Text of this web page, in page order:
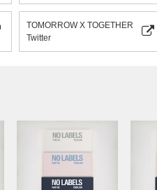
TOMORROW X TOGETHER
Twitter